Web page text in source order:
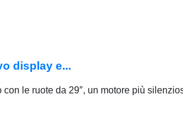
display e...
le ruote da 29″, un motore più